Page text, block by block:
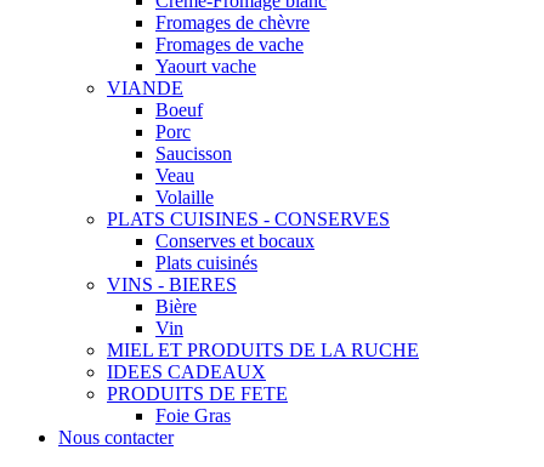
Fromages de chèvre
Fromages de vache
Yaourt vache
VIANDE
Boeuf
Porc
Saucisson
Veau
Volaille
PLATS CUISINES - CONSERVES
Conserves et bocaux
Plats cuisinés
VINS - BIERES
Bière
Vin
MIEL ET PRODUITS DE LA RUCHE
IDEES CADEAUX
PRODUITS DE FETE
Foie Gras
Nous contacter